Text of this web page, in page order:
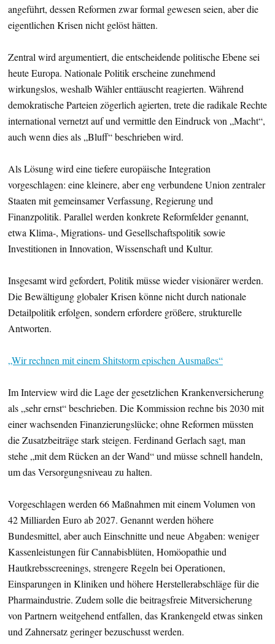
angeführt, dessen Reformen zwar formal gewesen seien, aber die
eigentlichen Krisen nicht gelöst hätten.
Zentral wird argumentiert, die entscheidende politische Ebene sei
heute Europa. Nationale Politik erscheine zunehmend
wirkungslos, weshalb Wähler enttäuscht reagierten. Während
demokratische Parteien zögerlich agierten, trete die radikale Rechte
international vernetzt auf und vermittle den Eindruck von „Macht“,
auch wenn dies als „Bluff“ beschrieben wird.
Als Lösung wird eine tiefere europäische Integration
vorgeschlagen: eine kleinere, aber eng verbundene Union zentraler
Staaten mit gemeinsamer Verfassung, Regierung und
Finanzpolitik. Parallel werden konkrete Reformfelder genannt,
etwa Klima-, Migrations- und Gesellschaftspolitik sowie
Investitionen in Innovation, Wissenschaft und Kultur.
Insgesamt wird gefordert, Politik müsse wieder visionärer werden.
Die Bewältigung globaler Krisen könne nicht durch nationale
Detailpolitik erfolgen, sondern erfordere größere, strukturelle
Antworten.
„Wir rechnen mit einem Shitstorm epischen Ausmaßes“
Im Interview wird die Lage der gesetzlichen Krankenversicherung
als „sehr ernst“ beschrieben. Die Kommission rechne bis 2030 mit
einer wachsenden Finanzierungslücke; ohne Reformen müssten
die Zusatzbeiträge stark steigen. Ferdinand Gerlach sagt, man
stehe „mit dem Rücken an der Wand“ und müsse schnell handeln,
um das Versorgungsniveau zu halten.
Vorgeschlagen werden 66 Maßnahmen mit einem Volumen von
42 Milliarden Euro ab 2027. Genannt werden höhere
Bundesmittel, aber auch Einschnitte und neue Abgaben: weniger
Kassenleistungen für Cannabisblüten, Homöopathie und
Hautkrebsscreenings, strengere Regeln bei Operationen,
Einsparungen in Kliniken und höhere Herstellerabschläge für die
Pharmaindustrie. Zudem solle die beitragsfreie Mitversicherung
von Partnern weitgehend entfallen, das Krankengeld etwas sinken
und Zahnersatz geringer bezuschusst werden.